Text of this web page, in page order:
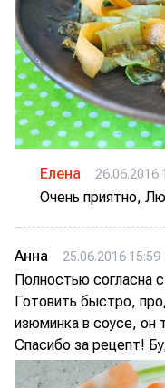
Елена 26.06.2016
Очень приятно,
Анна 25.06.2016 15:59
Полностью согласна
Готовить быстро,
изюминка в соусе, он
Спасибо за рецепт!